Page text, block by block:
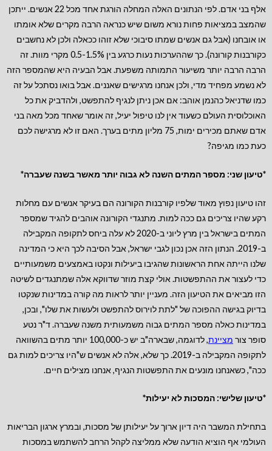
אלף בני אדם. לפי הנתונים האלה המחלה הורגת אחד מכל 22 אנשים. ייתכן
שהמצב במציאות פחות נורא משום שיש כנראה הרבה מקרים שלא אומתו
או אובחנו (אבל גם אנשים שמתו סיבוכי שלא זוהו ככאלה ולכן לא נחשבים
כקורבנות קורונה). כך שההערכות נעות כרגע בין 0.5-1.5% מקרי מוות. זה
הרבה הרבה יותר משיעור התמותה משפעת. אבל הבעיה היא שהמספר הזה
לא נשמע מפחיד מדי, ולכן אנחנו מרגישים שאננים. אבל בואו נסתכל על זה
כמו שדניאל כהנמן אוהב: אם אכן ניתן לנגיף להתפשט, ולהדביק את כל
האוכלוסית העולם כשעוד אין לנו טיפול יעיל, זה אומר שאחד מכל מאה בני
אדם שאתם מכירים ימות, 75 מליון מתים בערך. האם זו לא מרגישה לכם
כעת כמו מגיפה?
*טיעון שני: מספר המתים השנה לא גבוה יותר מאשר בשנה שעברה*
זהו טיעון נפוץ מאוד שלפיו קורבנות הקורונה הם בעיקר אנשים עם מחלות
רקע שהיו צריכים גם ככה למות. מתנגדי הקורונה אוהבים להגיד שמספר
המתים בישראל בין מרץ ליוני ב-2020 לא עלה ביחס לתקופה המקבילה
ב-2019. הנתון הזה אכן נכון לגבי ישראל, אבל הסיבה לכך היא כי המדינה
שלנו הייתה אחת הראשונות שהגיבו ביעילות ונקטו באמצעים משמעותיים
כדי לעצור את ההתפשטות. אולי קצת מוזר שדווקא אלה שמתנגדים לשיטה
הזו מביאים את הטיעון הזה. מעניין יותר לראות מה קורה במדינות שנקטו
בדיוק בגישה ההפוכה של "לתת לוירוס להתפשט ולעשות את שלו", ובכן,
במדינות כאלה מספר המתים גבוה משמעותית משנה שעברה. ד"ר נטע
סופר צור מציינת
, לדוגמה, שבארה"ב יש כ-100,000 יותר מתים בהשוואה
לתקופה המקבילה ב-2019. כך שלא, אלה לא אנשים ש"היו צריכים למות גם
ככה", כשאנחנו מונעים את התפשטות הנגיף, אנחנו מצילים חיים.
*טיעון שלישי: המסכות לא יעילות*
בתחילת המשבר היה דיון ארוך על יעילותן של מסכות, ובמרץ ארגון הבריאות
העולמי אף הוציא הודעה שלא ממליצה לקהל הרחב להשתמש במסכות